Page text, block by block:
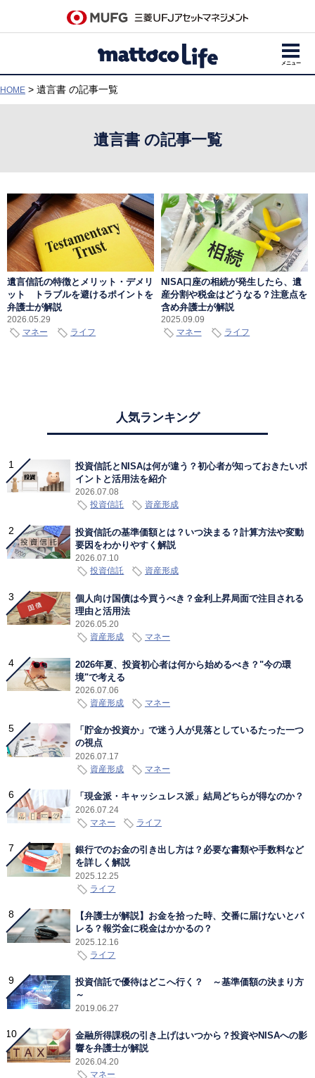
メニュー
HOME > 遺言書 の記事一覧
遺言書 の記事一覧
遺言信託の特徴とメリット・デメリ
ット トラブルを避けるポイントを
弁護士が解説
2026.05.29
マネー ライフ
NISA口座の相続が発生したら、遺
産分割や税金はどうなる？注意点を
含め弁護士が解説
2025.09.09
マネー ライフ
人気ランキング
投資信託とNISAは何が違う？初心者が知っておきたいポ
イントと活用法を紹介
2026.07.08
投資信託 資産形成
投資信託の基準価額とは？いつ決まる？計算方法や変動
要因をわかりやすく解説
2026.07.10
投資信託 資産形成
個人向け国債は今買うべき？金利上昇局面で注目される
理由と活用法
2026.05.20
資産形成 マネー
2026年夏、投資初心者は何から始めるべき？"今の環
境"で考える
2026.07.06
資産形成 マネー
「貯金か投資か」で迷う人が見落としているたった一つ
の視点
2026.07.17
資産形成 マネー
「現金派・キャッシュレス派」結局どちらが得なのか？
2026.07.24
マネー ライフ
銀行でのお金の引き出し方は？必要な書類や手数料など
を詳しく解説
2025.12.25
ライフ
【弁護士が解説】お金を拾った時、交番に届けないとバ
レる？報労金に税金はかかるの？
2025.12.16
ライフ
投資信託で優待はどこへ行く？ ～基準価額の決まり方
～
2019.06.27
金融所得課税の引き上げはいつから？投資やNISAへの影
響を弁護士が解説
2026.04.20
マネー